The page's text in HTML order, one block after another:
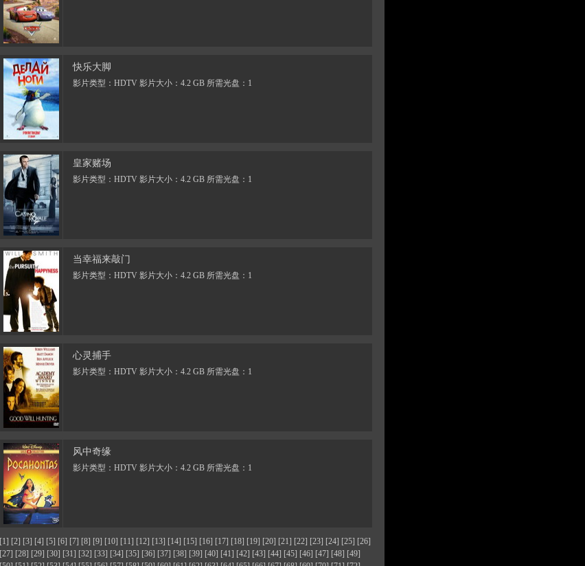
快乐大脚
影片类型：HDTV 影片大小：4.2 GB 所需光盘：1
皇家赌场
影片类型：HDTV 影片大小：4.2 GB 所需光盘：1
当幸福来敲门
影片类型：HDTV 影片大小：4.2 GB 所需光盘：1
心灵捕手
影片类型：HDTV 影片大小：4.2 GB 所需光盘：1
风中奇缘
影片类型：HDTV 影片大小：4.2 GB 所需光盘：1
[1] [2] [3] [4] [5] [6] [7] [8] [9] [10] [11] [12] [13] [14] [15] [16] [17] [18] [19] [20] [21] [22] [23] [24] [25] [26]
[27] [28] [29] [30] [31] [32] [33] [34] [35] [36] [37] [38] [39] [40] [41] [42] [43] [44] [45] [46] [47] [48] [49]